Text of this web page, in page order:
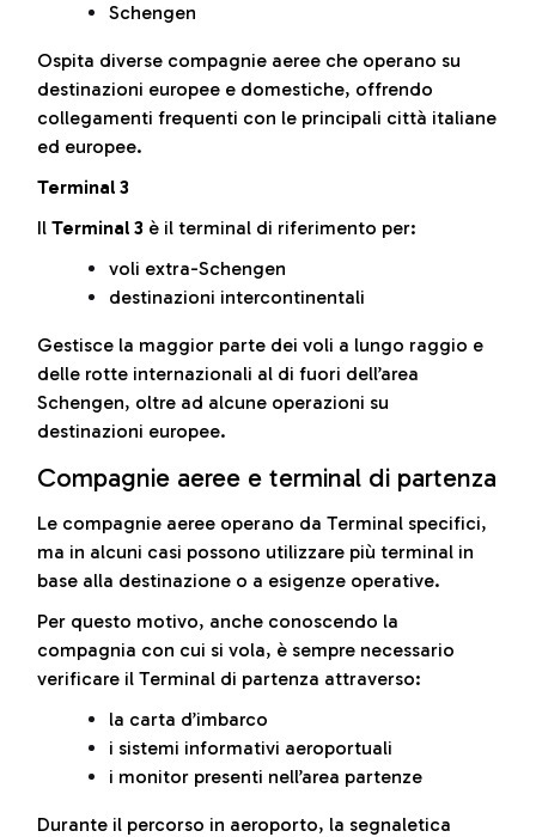
Schengen
Ospita diverse compagnie aeree che operano su
destinazioni europee e domestiche, offrendo
collegamenti frequenti con le principali città italiane
ed europee.
Terminal 3
Il Terminal 3 è il terminal di riferimento per:
voli extra-Schengen
destinazioni intercontinentali
Gestisce la maggior parte dei voli a lungo raggio e
delle rotte internazionali al di fuori dell’area
Schengen, oltre ad alcune operazioni su
destinazioni europee.
Compagnie aeree e terminal di partenza
Le compagnie aeree operano da Terminal specifici,
ma in alcuni casi possono utilizzare più terminal in
base alla destinazione o a esigenze operative.
Per questo motivo, anche conoscendo la
compagnia con cui si vola, è sempre necessario
verificare il Terminal di partenza attraverso:
la carta d’imbarco
i sistemi informativi aeroportuali
i monitor presenti nell’area partenze
Durante il percorso in aeroporto, la segnaletica